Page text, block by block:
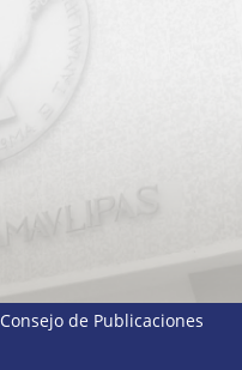
Consejo de Publicaciones